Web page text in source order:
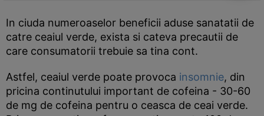
In ciuda numeroaselor beneficii aduse sanatatii de
catre ceaiul verde, exista si cateva precautii de
care consumatorii trebuie sa tina cont.
Astfel, ceaiul verde poate provoca insomnie, din
pricina continutului important de cofeina - 30-60
de mg de cofeina pentru o ceasca de ceai verde.